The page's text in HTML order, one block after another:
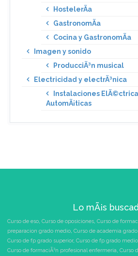
HostelerÃ­a
GastronomÃ­a
Cocina y GastronomÃ­a
Imagen y sonido
ProducciÃ³n musical
Electricidad y electrÃ³nica
Instalaciones
AutomÃ¡ticas
Lo mÃ¡s
Curso de eso, Curso de oposiciones, Curso de
preparacion grado medio, Curso de academia
Curso de fp grado superior, Curso de fp grado medio
Curso de formaciÃ³n profesional enfermeria, Curso